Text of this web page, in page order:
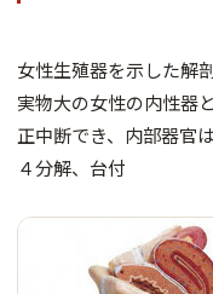
女性生殖器を示した解
実物大の女性の内性器
正中断でき、内部器官
４分解、台付